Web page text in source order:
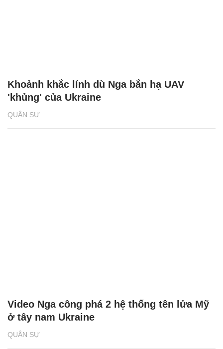
QUÂN SỰ
Khoảnh khắc lính dù Nga bắn hạ UAV
'khủng' của Ukraine
QUÂN SỰ
Video Nga công phá 2 hệ thống tên lửa Mỹ
ở tây nam Ukraine